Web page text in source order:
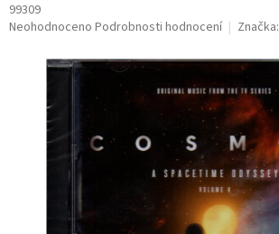
99309
Průměrné
produktu
hvězdiček.
Neohodnoceno Podrobnosti hodnocení Značka: